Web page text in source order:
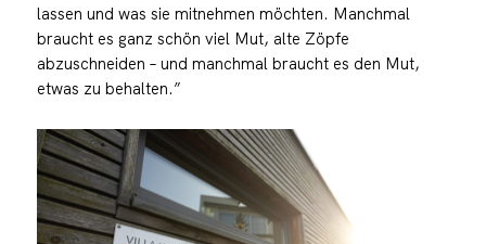
lassen und was sie mitnehmen möchten. Manchmal
braucht es ganz schön viel Mut, alte Zöpfe
abzuschneiden – und manchmal braucht es den Mut,
etwas zu behalten.”